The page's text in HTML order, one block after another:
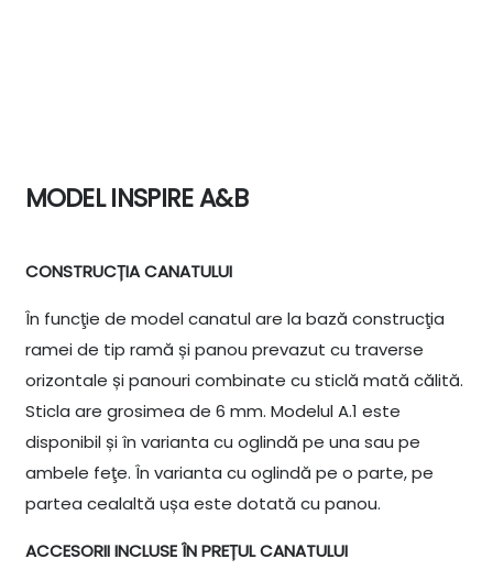
MODEL INSPIRE A&B
CONSTRUCȚIA CANATULUI
În funcţie de model canatul are la bază construcţia
ramei de tip ramă și panou prevazut cu traverse
orizontale și panouri combinate cu sticlă mată călită.
Sticla are grosimea de 6 mm. Modelul A.1 este
disponibil și în varianta cu oglindă pe una sau pe
ambele feţe. În varianta cu oglindă pe o parte, pe
partea cealaltă ușa este dotată cu panou.
ACCESORII INCLUSE ÎN PREȚUL CANATULUI